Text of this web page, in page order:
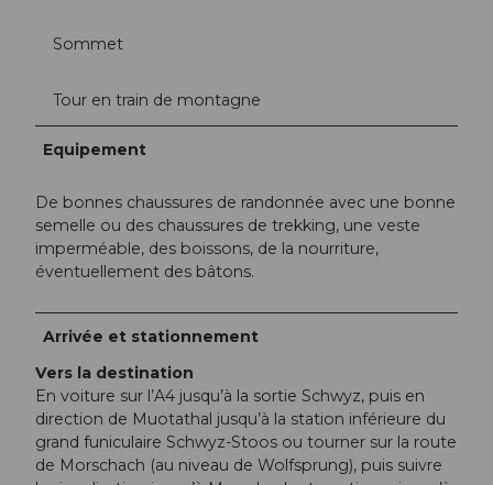
Sommet
Tour en train de montagne
Equipement
De bonnes chaussures de randonnée avec une bonne
semelle ou des chaussures de trekking, une veste
imperméable, des boissons, de la nourriture,
éventuellement des bâtons.
Arrivée et stationnement
Vers la destination
En voiture sur l’A4 jusqu’à la sortie Schwyz, puis en
direction de Muotathal jusqu’à la station inférieure du
grand funiculaire Schwyz-Stoos ou tourner sur la route
de Morschach (au niveau de Wolfsprung), puis suivre